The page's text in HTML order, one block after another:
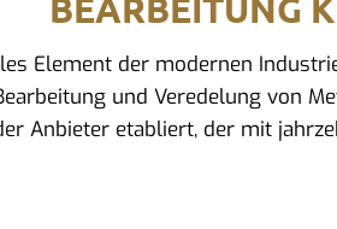
BEARBEITUNG
Element der modernen
und Veredelung von
Anbieter etabliert, der mit